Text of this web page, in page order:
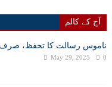
آج کے کالم
ناموس رسالت کا تحفظ، صرف
May 29, 2025 0